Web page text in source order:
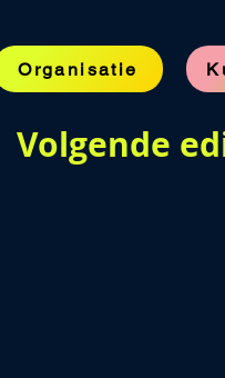
Organisatie
Volgende